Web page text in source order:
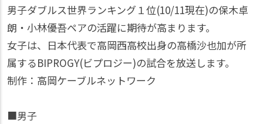
男子ダブルス世界ランキング１位(10/11現在)の保木卓
朗・小林優吾ペアの活躍に期待が高まります。
女子は、日本代表で高岡西高校出身の高橋沙也加が所
属するBIPROGY(ビプロジー)の試合を放送します。
制作：高岡ケーブルネットワーク
■男子